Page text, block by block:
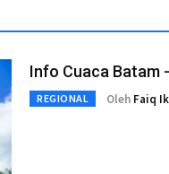
Info Cuaca Batam
REGIONAL Oleh Faiq